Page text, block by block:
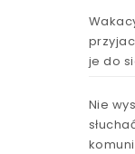
je do
Nie